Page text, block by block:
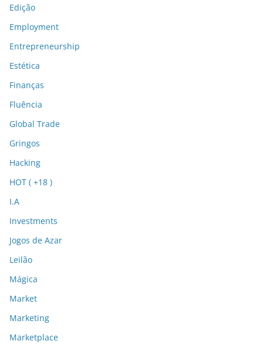
Edição
Employment
Entrepreneurship
Estética
Finanças
Fluência
Global Trade
Gringos
Hacking
HOT ( +18 )
I.A
Investments
Jogos de Azar
Leilão
Mágica
Market
Marketing
Marketplace